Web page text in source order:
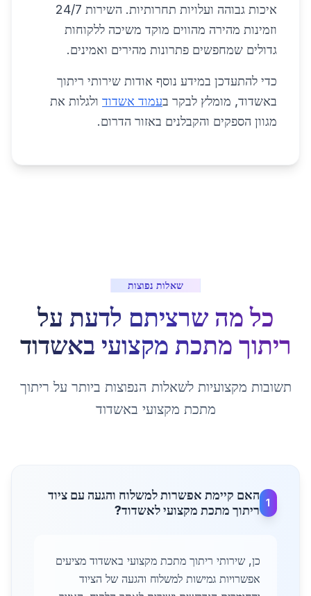
איכות גבוהה ועלויות תחרותיות. השירות 24/7
וזמינות מהירה מהווים מוקד משיכה ללקוחות
גדולים שמחפשים פתרונות מהירים ואמינים.
כדי להתעדכן במידע נוסף אודות שירותי ריתוך
באשדוד, מומלץ לבקר בעמוד אשדוד ולגלות את
מגוון הספקים והקבלנים באזור הדרום.
שאלות נפוצות
כל מה שרציתם לדעת על
ריתוך מתכת מקצועי באשדוד
תשובות מקצועיות לשאלות הנפוצות ביותר על ריתוך
מתכת מקצועי באשדוד
1
האם קיימת אפשרות למשלוח והגעה עם ציוד
ריתוך מתכת מקצועי לאשדוד?
כן, שירותי ריתוך מתכת מקצועי באשדוד מציעים
אפשרויות גמישות למשלוח והגעה של הציוד